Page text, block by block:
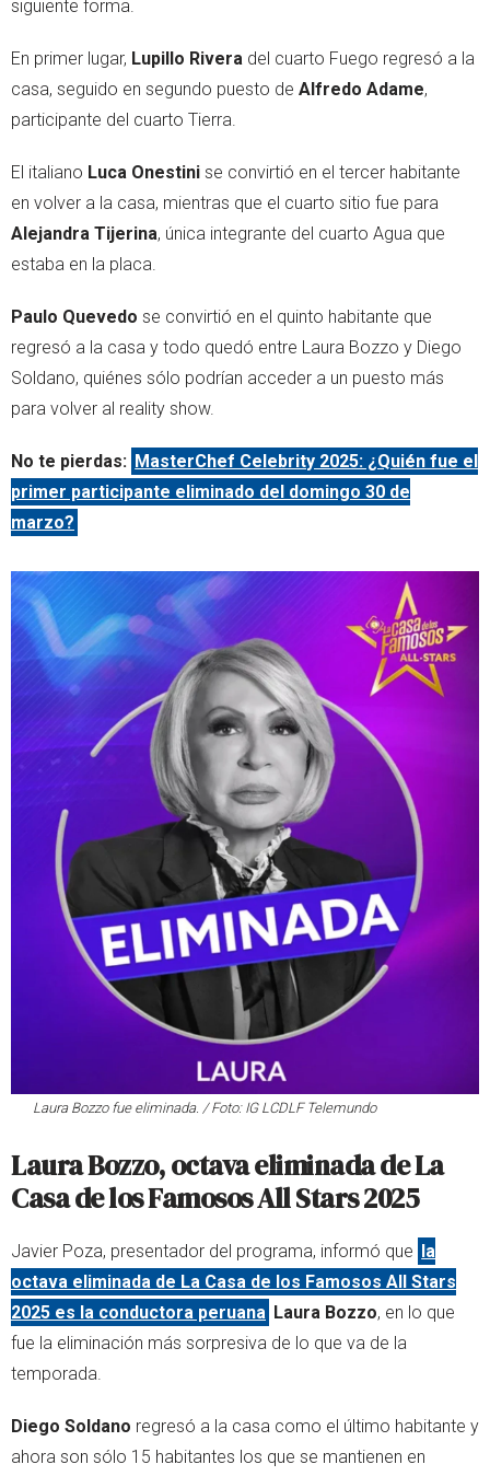
siguiente forma.
En primer lugar, Lupillo Rivera del cuarto Fuego regresó a la
casa, seguido en segundo puesto de Alfredo Adame,
participante del cuarto Tierra.
El italiano Luca Onestini se convirtió en el tercer habitante
en volver a la casa, mientras que el cuarto sitio fue para
Alejandra Tijerina, única integrante del cuarto Agua que
estaba en la placa.
Paulo Quevedo se convirtió en el quinto habitante que
regresó a la casa y todo quedó entre Laura Bozzo y Diego
Soldano, quiénes sólo podrían acceder a un puesto más
para volver al reality show.
No te pierdas: MasterChef Celebrity 2025: ¿Quién fue el
primer participante eliminado del domingo 30 de
marzo?
Laura Bozzo fue eliminada. / Foto: IG LCDLF Telemundo
Laura Bozzo, octava eliminada de La
Casa de los Famosos All Stars 2025
Javier Poza, presentador del programa, informó que la
octava eliminada de La Casa de los Famosos All Stars
2025 es la conductora peruana Laura Bozzo, en lo que
fue la eliminación más sorpresiva de lo que va de la
temporada.
Diego Soldano regresó a la casa como el último habitante y
ahora son sólo 15 habitantes los que se mantienen en